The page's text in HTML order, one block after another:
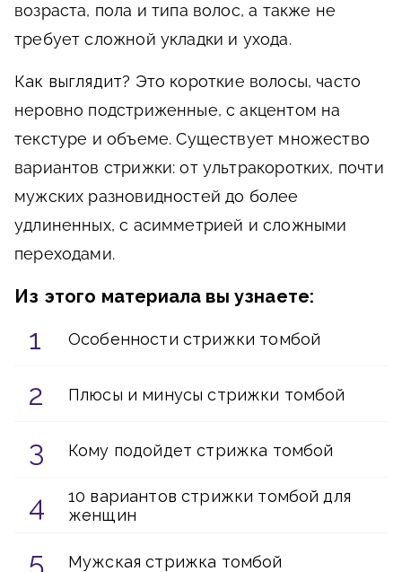
возраста, пола и типа волос, а также не
требует сложной укладки и ухода.
Как выглядит? Это короткие волосы, часто
неровно подстриженные, с акцентом на
текстуре и объеме. Существует множество
вариантов стрижки: от ультракоротких, почти
мужских разновидностей до более
удлиненных, с асимметрией и сложными
переходами.
Из этого материала вы узнаете:
Особенности стрижки томбой
Плюсы и минусы стрижки томбой
Кому подойдет стрижка томбой
10 вариантов стрижки томбой для
женщин
Мужская стрижка томбой